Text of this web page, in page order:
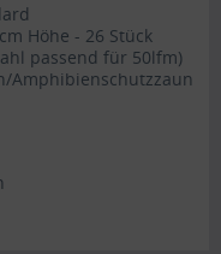
Höhe - 26 Stück
passend für 50lfm)
Amphibienschutzzaun
recycelte